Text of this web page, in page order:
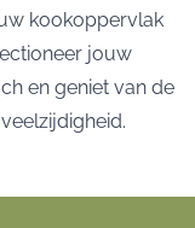
kookoppervlak
jouw
en geniet van de